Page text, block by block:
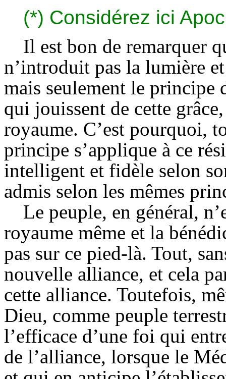
(*) Considérez ici
Il est bon de remarquer
n’introduit pas la lumière
mais seulement le principe
qui jouissent de cette
royaume. C’est pourquoi,
principe s’applique à ce
intelligent et fidèle selon
admis selon les mêmes
Le peuple, en général,
royaume même et la
pas sur ce pied-là. Tout,
nouvelle alliance, et cela
cette alliance. Toutefois,
Dieu, comme peuple
l’efficace d’une foi qui
de l’alliance, lorsque le